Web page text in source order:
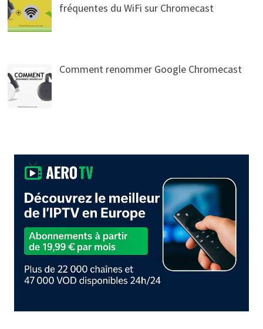
fréquentes du WiFi sur Chromecast
Comment renommer Google Chromecast